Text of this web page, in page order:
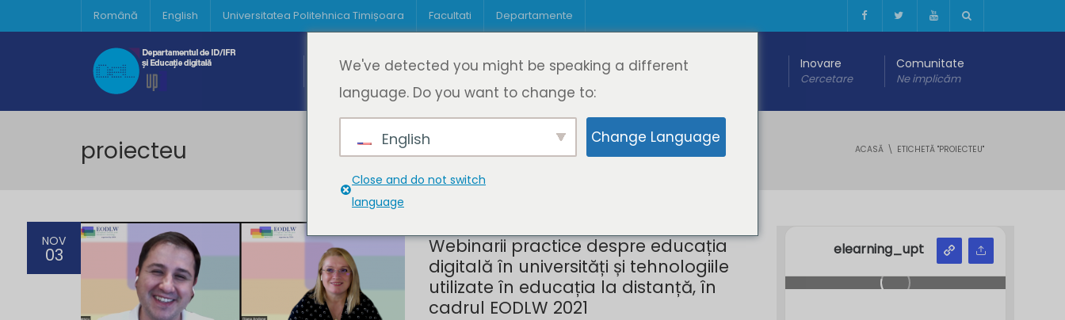
Română English Universitatea Politehnica Timișoara Facultati Departamente
Acasă Despre DeL
Cine suntem
Educație
Oferta de cursuri
Educație digitală Inovare
Cercetare
Comunitate
Ne implicăm
proiecteu ACASĂ ETICHETĂ "PROIECTEU"
NOV
03
Webinarii practice despre educația
digitală în universități și tehnologiile
utilizate în educația la distanță, în
cadrul EODLW 2021
elearning_upt
We've detected you might be speaking a different
language. Do you want to change to:
English Change Language
Close and do not switch
language